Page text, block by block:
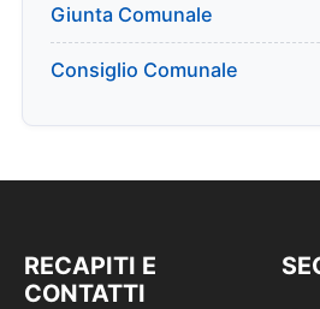
Giunta Comunale
Consiglio Comunale
RECAPITI E
CONTATTI